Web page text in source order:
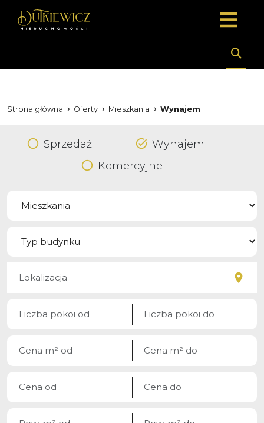
Strona główna Oferty Mieszkania Wynajem
Sprzedaż
Wynajem
Komercyjne